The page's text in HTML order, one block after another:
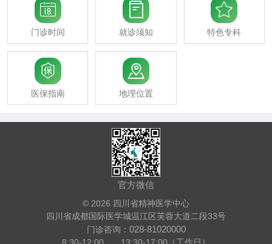

门诊时间

就诊须知

特色专科

医保指南

地理位置
官方微信
© 2026 四川省精神医学中心
四川省成都国际医学城温江区芙蓉大道二段33号
门诊咨询： 028-81020000